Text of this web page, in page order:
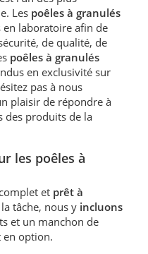
Les poêles à granulés
en laboratoire afin de
de qualité, de
poêles à granulés
en exclusivité sur
pas à nous
plaisir de répondre à
des produits de la
les poêles à
et prêt à
tâche, nous y incluons
et un manchon de
en option.